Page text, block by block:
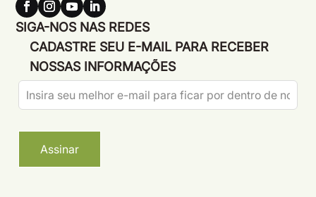
SIGA-NOS NAS REDES
CADASTRE SEU E-MAIL PARA RECEBER
NOSSAS INFORMAÇÕES
Leave
this
blank
Assinar